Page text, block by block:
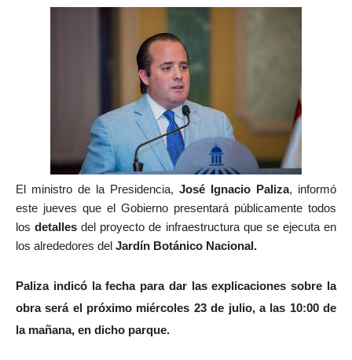
El ministro de la Presidencia, José Ignacio Paliza, informó
este jueves que el Gobierno presentará públicamente todos
los detallesdel proyecto de infraestructura que se ejecuta en
los alrededores del Jardín Botánico Nacional.
Paliza indicó la fecha para dar las explicaciones sobre la
obra será el próximo miércoles 23 de julio, a las 10:00 de
la mañana, en dicho parque.